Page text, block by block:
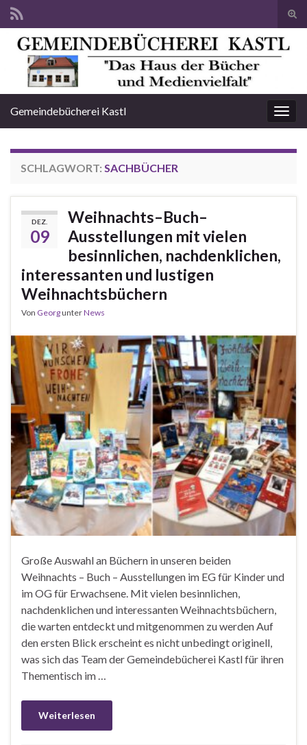
Search for:
Gemeindebücherei Kastl
SCHLAGWORT: SACHBÜCHER
DEZ.
09
Weihnachts–Buch–
Ausstellungen mit vielen
besinnlichen, nachdenklichen,
interessanten und lustigen
Weihnachtsbüchern
Von GeorgunterNews
Große Auswahl an Büchern in unseren beiden
Weihnachts – Buch – Ausstellungen im EG für Kinder und
im OG für Erwachsene. Mit vielen besinnlichen,
nachdenklichen und interessanten Weihnachtsbüchern,
die warten entdeckt und mitgenommen zu werden Auf
den ersten Blick erscheint es nicht unbedingt originell,
was sich das Team der Gemeindebücherei Kastl für ihren
Thementisch im …
Weiterlesen